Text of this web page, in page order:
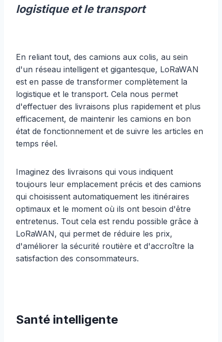
logistique et le transport
En reliant tout, des camions aux colis, au sein
d'un réseau intelligent et gigantesque, LoRaWAN
est en passe de transformer complètement la
logistique et le transport. Cela nous permet
d'effectuer des livraisons plus rapidement et plus
efficacement, de maintenir les camions en bon
état de fonctionnement et de suivre les articles en
temps réel.
Imaginez des livraisons qui vous indiquent
toujours leur emplacement précis et des camions
qui choisissent automatiquement les itinéraires
optimaux et le moment où ils ont besoin d'être
entretenus. Tout cela est rendu possible grâce à
LoRaWAN, qui permet de réduire les prix,
d'améliorer la sécurité routière et d'accroître la
satisfaction des consommateurs.
Santé intelligente